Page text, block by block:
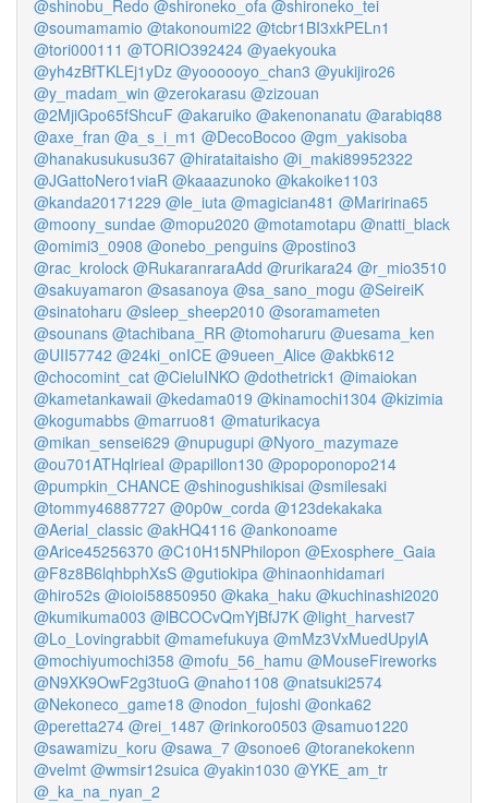
@shinobu_Redo @shironeko_ofa @shironeko_tei
@soumamamio @takonoumi22 @tcbr1BI3xkPELn1
@tori000111 @TORIO392424 @yaekyouka
@yh4zBfTKLEj1yDz @yoooooyo_chan3 @yukijiro26
@y_madam_win @zerokarasu @zizouan
@2MjiGpo65fShcuF @akaruiko @akenonanatu @arabiq88
@axe_fran @a_s_i_m1 @DecoBocoo @gm_yakisoba
@hanakusukusu367 @hirataitaisho @i_maki89952322
@JGattoNero1viaR @kaaazunoko @kakoike1103
@kanda20171229 @le_iuta @magician481 @Maririna65
@moony_sundae @mopu2020 @motamotapu @natti_black
@omimi3_0908 @onebo_penguins @postino3
@rac_krolock @RukaranraraAdd @rurikara24 @r_mio3510
@sakuyamaron @sasanoya @sa_sano_mogu @SeireiK
@sinatoharu @sleep_sheep2010 @soramameten
@sounans @tachibana_RR @tomoharuru @uesama_ken
@UII57742 @24ki_onICE @9ueen_Alice @akbk612
@chocomint_cat @CieluINKO @dothetrick1 @imaiokan
@kametankawaii @kedama019 @kinamochi1304 @kizimia
@kogumabbs @marruo81 @maturikacya
@mikan_sensei629 @nupugupi @Nyoro_mazymaze
@ou701ATHqlrieaI @papillon130 @popoponopo214
@pumpkin_CHANCE @shinogushikisai @smilesaki
@tommy46887727 @0p0w_corda @123dekakaka
@Aerial_classic @akHQ4116 @ankonoame
@Arice45256370 @C10H15NPhilopon @Exosphere_Gaia
@F8z8B6lqhbphXsS @gutiokipa @hinaonhidamari
@hiro52s @ioioi58850950 @kaka_haku @kuchinashi2020
@kumikuma003 @lBCOCvQmYjBfJ7K @light_harvest7
@Lo_Lovingrabbit @mamefukuya @mMz3VxMuedUpylA
@mochiyumochi358 @mofu_56_hamu @MouseFireworks
@N9XK9OwF2g3tuoG @naho1108 @natsuki2574
@Nekoneco_game18 @nodon_fujoshi @onka62
@peretta274 @rei_1487 @rinkoro0503 @samuo1220
@sawamizu_koru @sawa_7 @sonoe6 @toranekokenn
@velmt @wmsir12suica @yakin1030 @YKE_am_tr
@_ka_na_nyan_2